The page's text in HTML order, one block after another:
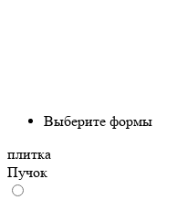
Выберите формы
плитка
Пучок